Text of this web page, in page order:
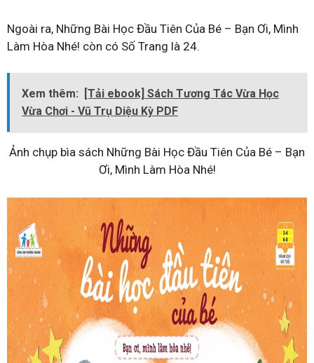
Ngoài ra, Những Bài Học Đầu Tiên Của Bé – Bạn Ơi, Mình
Làm Hòa Nhé! còn có Số Trang là 24.
Xem thêm:
[Tải ebook] Sách Tương Tác Vừa Học
Vừa Chơi - Vũ Trụ Diệu Kỳ PDF
Ảnh chụp bìa sách Những Bài Học Đầu Tiên Của Bé – Bạn
Ơi, Mình Làm Hòa Nhé!